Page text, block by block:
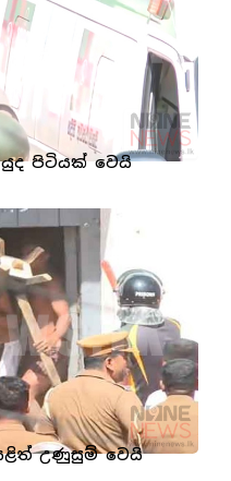
පිටියක් වෙයි
උණුසුම් වෙයි